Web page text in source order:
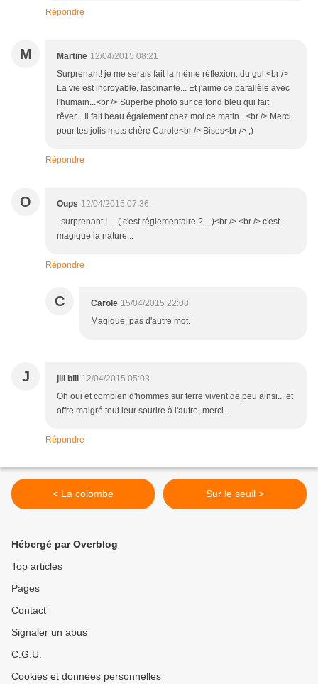
Répondre
M Martine 12/04/2015 08:21
Surprenant! je me serais fait la même réflexion: du gui.<br />
La vie est incroyable, fascinante... Et j'aime ce parallèle avec
l'humain...<br /> Superbe photo sur ce fond bleu qui fait
rêver... Il fait beau également chez moi ce matin...<br /> Merci
pour tes jolis mots chère Carole<br /> Bises<br /> ;)
Répondre
O Oups 12/04/2015 07:36
..surprenant !.....( c'est réglementaire ?....)<br /> <br /> c'est
magique la nature...
Répondre
C Carole 15/04/2015 22:08
Magique, pas d'autre mot.
J jill bill
12/04/2015 05:03
Oh oui et combien d'hommes sur terre vivent de peu ainsi... et
offre malgré tout leur sourire à l'autre, merci...
Répondre
< La colombe Sur le seuil >
Hébergé par Overblog
Top articles
Pages
Contact
Signaler un abus
C.G.U.
Cookies et données personnelles